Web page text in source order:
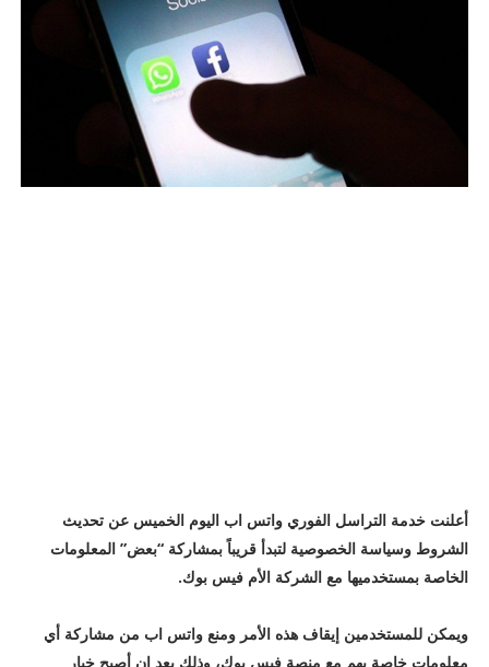
أعلنت خدمة التراسل الفوري واتس اب اليوم الخميس عن تحديث
الشروط وسياسة الخصوصية لتبدأ قريباً بمشاركة “بعض” المعلومات
الخاصة بمستخدميها مع الشركة الأم فيس بوك.
ويمكن للمستخدمين إيقاف هذه الأمر ومنع واتس اب من مشاركة أي
معلومات خاصة بهم مع منصة فيس بوك، وذلك بعد ان أصبح خيار